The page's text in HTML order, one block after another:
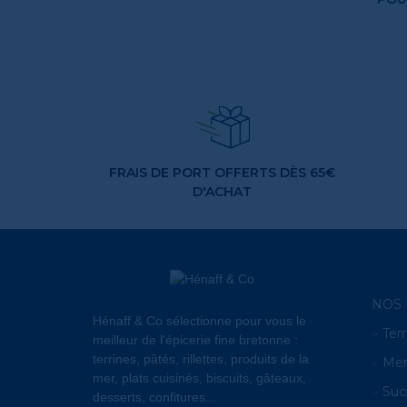
FRAIS DE PORT OFFERTS DÈS 65€
D'ACHAT
Hénaff & Co sélectionne pour vous le
meilleur de l'épicerie fine bretonne :
terrines, pâtés, rillettes, produits de la
mer, plats cuisinés, biscuits, gâteaux,
desserts, confitures...
NOS
Mer